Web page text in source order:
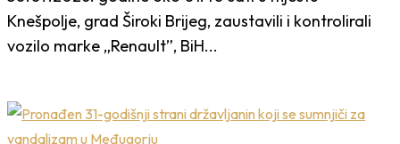
Knešpolje, grad Široki Brijeg, zaustavili i kontrolirali
vozilo marke „Renault”, BiH...